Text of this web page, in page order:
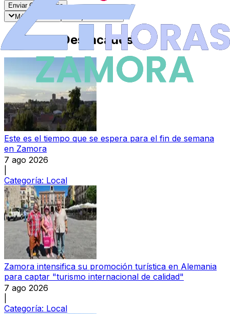
Enviar Comentario
Más recientes
Artículos Destacados
Este es el tiempo que se espera para el fin de semana
en Zamora
7 ago 2026
Categoría: Local
Zamora intensifica su promoción turística en Alemania
para captar "turismo internacional de calidad"
7 ago 2026
Categoría: Local